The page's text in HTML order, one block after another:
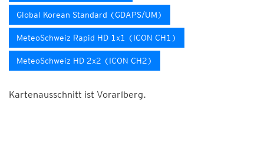
Global Korean Standard (GDAPS/UM)
MeteoSchweiz Rapid HD 1x1 (ICON CH1)
MeteoSchweiz HD 2x2 (ICON CH2)
Kartenausschnitt ist Vorarlberg.